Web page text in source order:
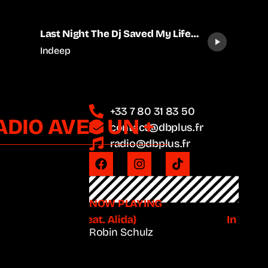
Last Night The Dj Saved My Life
(LeMarquis Remix)
Indeep
play_arrow
AVEC UN +
+33 7 80 31 83 50
contact@dbplus.fr
radio@dbplus.fr
NOW PLAYING
In Your Eyes (feat. Alida)
In Your
Robin Schulz